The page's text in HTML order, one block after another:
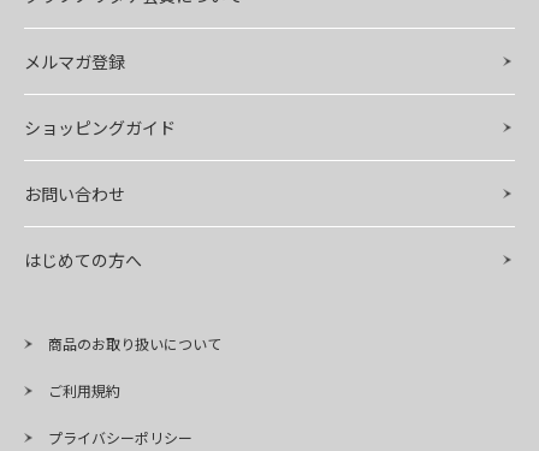
メルマガ登録
ショッピングガイド
お問い合わせ
はじめての方へ
商品のお取り扱いについて
ご利用規約
プライバシーポリシー